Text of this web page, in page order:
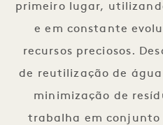
primeiro lugar,
e em constante
recursos preciosos.
de reutilização de
minimização de
trabalha em